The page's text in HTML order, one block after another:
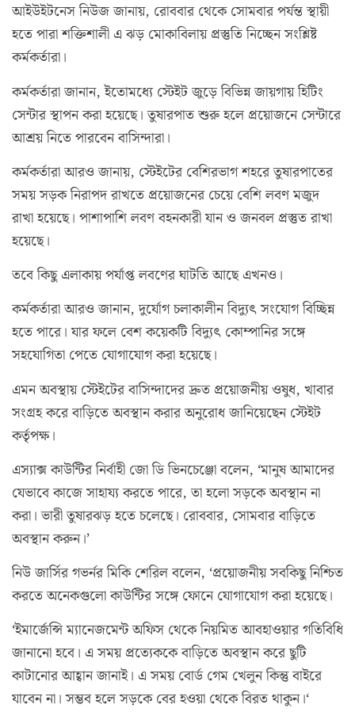
আইউইটনেস নিউজ জানায়, রোববার থেকে সোমবার পর্যন্ত স্থায়ী
হতে পারা শক্তিশালী এ ঝড় মোকাবিলায় প্রস্তুতি নিচ্ছেন সংশ্লিষ্ট
কর্মকর্তারা।
কর্মকর্তারা জানান, ইতোমধ্যে স্টেইট জুড়ে বিভিন্ন জায়গায় হিটিং
সেন্টার স্থাপন করা হয়েছে। তুষারপাত শুরু হলে প্রয়োজনে সেন্টারে
আশ্রয় নিতে পারবেন বাসিন্দারা।
কর্মকর্তারা আরও জানায়, স্টেইটের বেশিরভাগ শহরে তুষারপাতের
সময় সড়ক নিরাপদ রাখতে প্রয়োজনের চেয়ে বেশি লবণ মজুদ
রাখা হয়েছে। পাশাপাশি লবণ বহনকারী যান ও জনবল প্রস্তুত রাখা
হয়েছে।
তবে কিছু এলাকায় পর্যাপ্ত লবণের ঘাটতি আছে এখনও।
কর্মকর্তারা আরও জানান, দুর্যোগ চলাকালীন বিদ্যুৎ সংযোগ বিচ্ছিন্ন
হতে পারে। যার ফলে বেশ কয়েকটি বিদ্যুৎ কোম্পানির সঙ্গে
সহযোগিতা পেতে যোগাযোগ করা হয়েছে।
এমন অবস্থায় স্টেইটের বাসিন্দাদের দ্রুত প্রয়োজনীয় ওষুধ, খাবার
সংগ্রহ করে বাড়িতে অবস্থান করার অনুরোধ জানিয়েছেন স্টেইট
কর্তৃপক্ষ।
এস্যাক্স কাউন্টির নির্বাহী জো ডি ভিনচেঞ্জো বলেন, ‘মানুষ আমাদের
যেভাবে কাজে সাহায্য করতে পারে, তা হলো সড়কে অবস্থান না
করা। ভারী তুষারঝড় হতে চলেছে। রোববার, সোমবার বাড়িতে
অবস্থান করুন।’
নিউ জার্সির গভর্নর মিকি শেরিল বলেন, ‘প্রয়োজনীয় সবকিছু নিশ্চিত
করতে অনেকগুলো কাউন্টির সঙ্গে ফোনে যোগাযোগ করা হয়েছে।
‘ইমার্জেন্সি ম্যানেজমেন্ট অফিস থেকে নিয়মিত আবহাওয়ার গতিবিধি
জানানো হবে। এ সময় প্রত্যেককে বাড়িতে অবস্থান করে ছুটি
কাটানোর আহ্বান জানাই। এ সময় বোর্ড গেম খেলুন কিন্তু বাইরে
যাবেন না। সম্ভব হলে সড়কে বের হওয়া থেকে বিরত থাকুন।‘